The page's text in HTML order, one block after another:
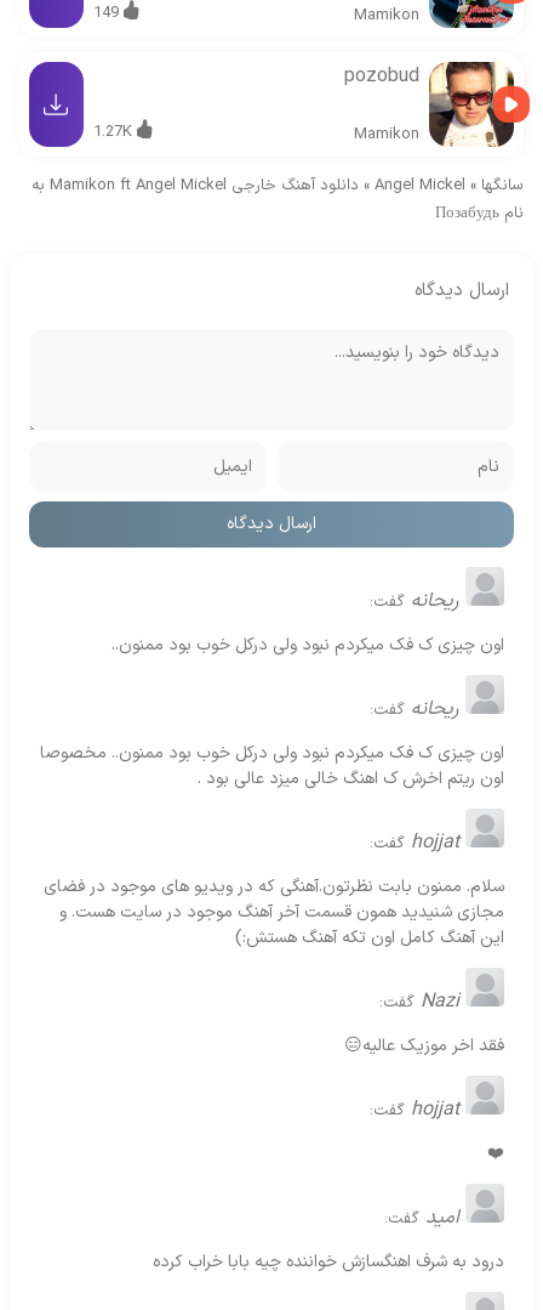
Mamikon
149
pozobud
Mamikon
1.27K
سانگها »
Angel Mickel
»
دانلود آهنگ خارجی Mamikon ft Angel Mickel به
نام Позабудь
ارسال دیدگاه
ریحانه گفت:
اون چیزی ک فک میکردم نبود ولی درکل خوب بود ممنون..
ریحانه گفت:
اون چیزی ک فک میکردم نبود ولی درکل خوب بود ممنون.. مخصوصا
اون ریتم اخرش ک اهنگ خالی میزد عالی بود .
hojjat گفت:
سلام. ممنون بابت نظرتون.آهنگی که در ویدیو های موجود در فضای
مجازی شنیدید همون قسمت آخر آهنگ موجود در سایت هست. و
این آهنگ کامل اون تکه آهنگ هستش:)
Nazi گفت:
فقد اخر موزیک عالیه😑
hojjat گفت:
❤️
امید گفت:
درود به شرف اهنگسازش خواننده چیه بابا خراب کرده